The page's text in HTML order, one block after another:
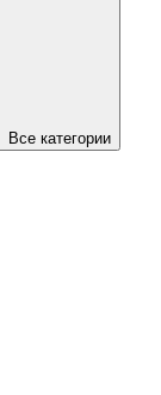
Все категории